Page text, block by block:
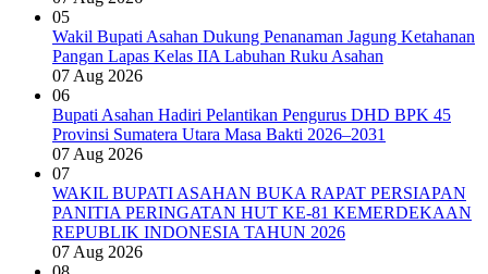
05
Wakil Bupati Asahan Dukung Penanaman Jagung Ketahanan
Pangan Lapas Kelas IIA Labuhan Ruku Asahan
07 Aug 2026
06
Bupati Asahan Hadiri Pelantikan Pengurus DHD BPK 45
Provinsi Sumatera Utara Masa Bakti 2026–2031
07 Aug 2026
07
WAKIL BUPATI ASAHAN BUKA RAPAT PERSIAPAN
PANITIA PERINGATAN HUT KE-81 KEMERDEKAAN
REPUBLIK INDONESIA TAHUN 2026
07 Aug 2026